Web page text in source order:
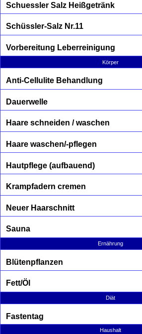
Schuessler Salz Heißgetränk
Schüssler-Salz Nr.11
Vorbereitung Leberreinigung
Körper
Anti-Cellulite Behandlung
Dauerwelle
Haare schneiden / waschen
Haare waschen/-pflegen
Hautpflege (aufbauend)
Krampfadern cremen
Neuer Haarschnitt
Sauna
Ernährung
Blütenpflanzen
Fett/Öl
Diät
Fastentag
Haushalt